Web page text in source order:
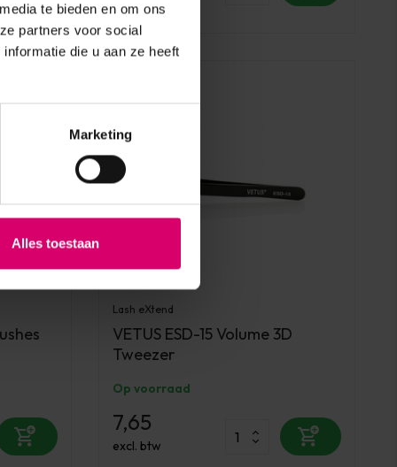
te bieden en om ons
partners voor social
die u aan ze heeft
Marketing
Alles toestaan
Lash eXtend
VETUS ESD-15 Volume 3D
Tweezer
Op voorraad
7,65
excl. btw